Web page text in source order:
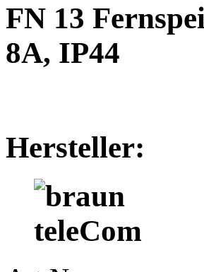
FN 13
8A, IP44
Hersteller: